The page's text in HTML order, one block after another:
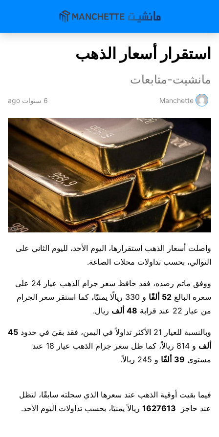
استقرار أسعار الذهب
مانشيت-متابعات
Manchette 6 سنوات ago
واصلت أسعار الذهب استقرارها، اليوم الأحد، لليوم الثاني على
التوالي، بحسب تداولات محلات الصاغة.
ووفق ماتم رصده، فقد حافظ سعر جرام الذهب عيار 24 على
سعره البالغ 52 ألفًا
و 330 ريالًا يمنيًًا، كما استقر سعر الجرام
من عيار 22 عند قرابة
48 ألف ريال.
وبالنسبة للعيار 21 الأكثر تداولاً في اليمن، فقد بقيَ في حدود
45
ألف
و 814 ريالاً، كما ظل سعر جرام الذهب عيار 18 عند
مستوى 39 ألفًا و 245 ريالاً.
فيما بقيت أوقية الذهب عند سعرها الذي سجلته سابقًا، لتظل
عند حاجز 1627613 ريالاً يمنيًا، بحسب تداولات اليوم الأحد.